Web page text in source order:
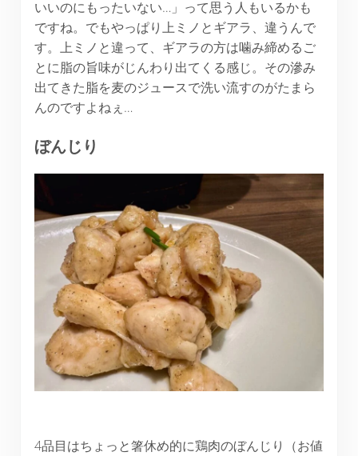
いいのにもったいない…」って思う人もいるかも
ですね。でもやっぱり上ミノとギアラ、違うんで
す。上ミノと違って、ギアラの方は噛み締めるご
とに脂の旨味がじんわり出てくる感じ。その滲み
出てきた脂を麦のジュースで洗い流すのがたまら
んのですよねぇ…
ぼんじり
4品目はちょっと箸休め的に鶏肉のぼんじり（お値